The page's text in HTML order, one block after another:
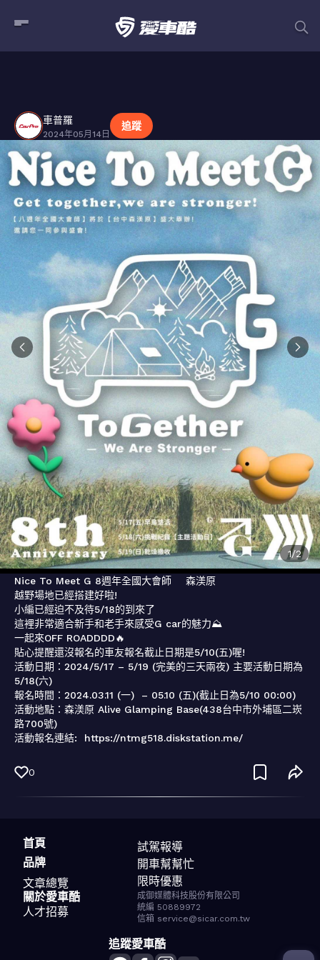
貼文
車普羅
2024年05月14日
追蹤
1/2
Nice To Meet G 8週年全國大會師    森渼原
越野場地已經搭建好啦!
小編已經迫不及待5/18的到來了
這裡非常適合新手和老手來感受G car的魅力⛰️
一起來OFF ROADDDD🔥
貼心提醒還沒報名的車友報名截止日期是5/10(五)喔!
活動日期：2024/5/17 – 5/19 (完美的三天兩夜) 主要活動日期為
5/18(六)
報名時間：2024.03.11 (一)  – 05.10 (五)(截止日為5/10 00:00)
活動地點：森渼原 Alive Glamping Base(438台中市外埔區二崁
路700號)
活動報名連結:  https://ntmg518.diskstation.me/
0
首頁
品牌
文章總覽
試駕報導
開車幫幫忙
限時優惠
關於愛車酷
人才招募
成御媒體科技股份有限公司
統編 50889972
信箱 service@sicar.com.tw
追蹤愛車酷